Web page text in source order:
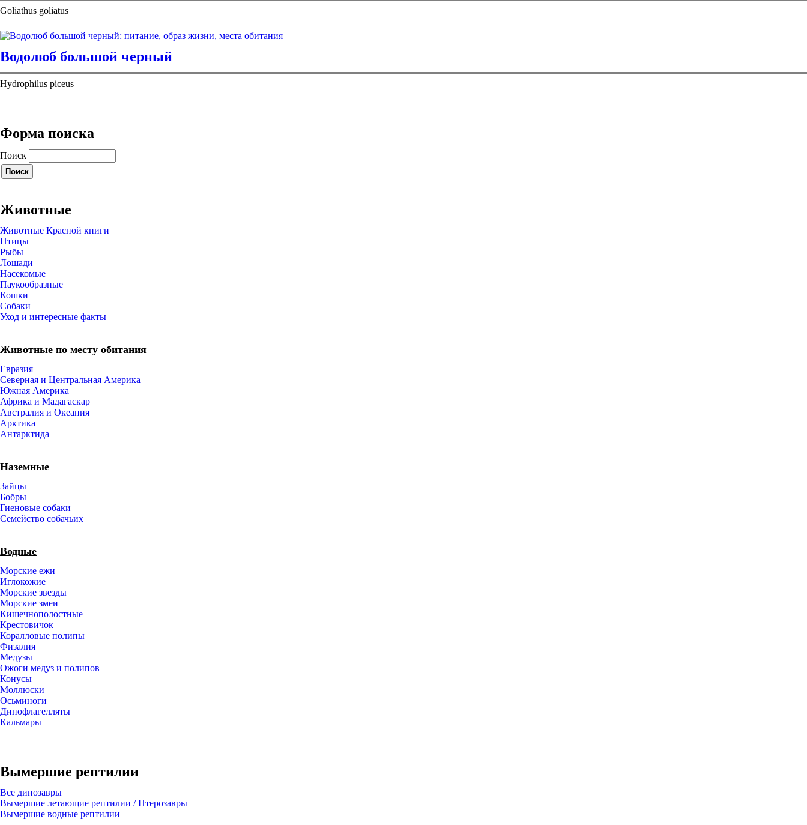
Goliathus goliatus
Водолюб большой черный
Hydrophilus piceus
Форма поиска
Поиск
Животные
Животные Красной книги
Птицы
Рыбы
Лошади
Насекомые
Паукообразные
Кошки
Собаки
Уход и интересные факты
Животные по месту обитания
Евразия
Северная и Центральная Америка
Южная Америка
Африка и Мадагаскар
Австралия и Океания
Арктика
Антарктида
Наземные
Зайцы
Бобры
Гиеновые собаки
Семейство собачьих
Водные
Морские ежи
Иглокожие
Морские звезды
Морские змеи
Кишечнополостные
Крестовичок
Коралловые полипы
Физалия
Медузы
Ожоги медуз и полипов
Конусы
Моллюски
Осьминоги
Динофлагелляты
Кальмары
Вымершие рептилии
Все динозавры
Вымершие летающие рептилии / Птерозавры
Вымершие водные рептилии